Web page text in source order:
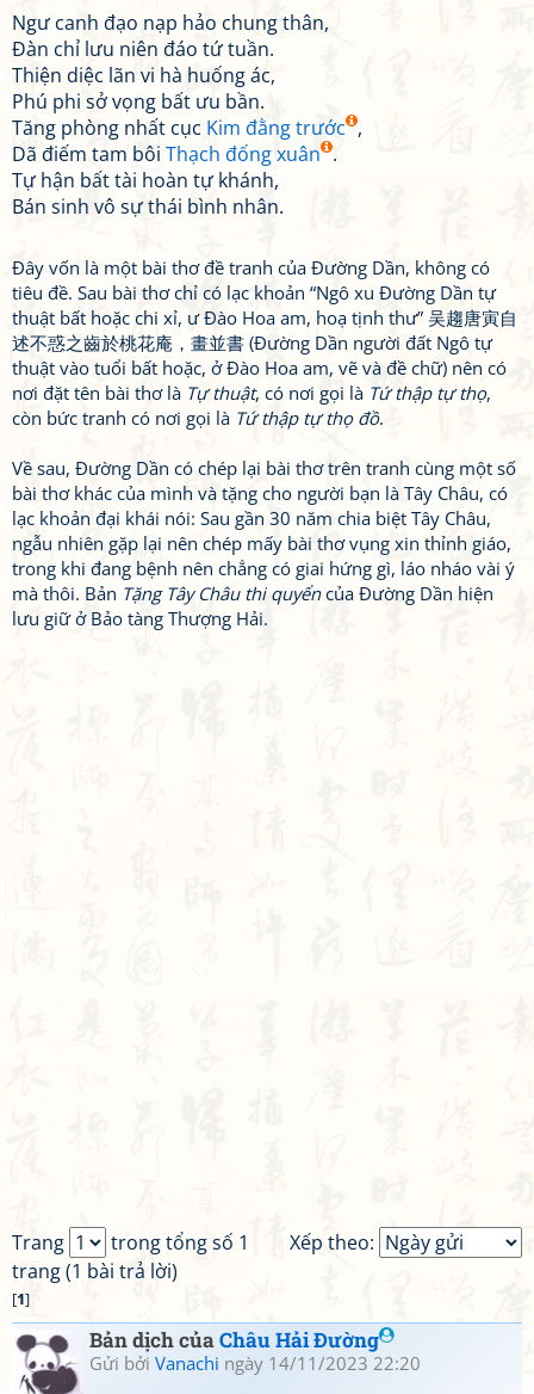
Ngư canh đạo nạp hảo chung thân,
Đàn chỉ lưu niên đáo tứ tuần.
Thiện diệc lãn vi hà huống ác,
Phú phi sở vọng bất ưu bần.
Tăng phòng nhất cục Kim đằng trước ,
Dã điếm tam bôi Thạch đống xuân .
Tự hận bất tài hoàn tự khánh,
Bán sinh vô sự thái bình nhân.
Đây vốn là một bài thơ đề tranh của Đường Dần, không có
tiêu đề. Sau bài thơ chỉ có lạc khoản “Ngô xu Đường Dần tự
thuật bất hoặc chi xỉ, ư Đào Hoa am, hoạ tịnh thư” 吴趨唐寅自
述不惑之齒於桃花庵，畫並書 (Đường Dần người đất Ngô tự
thuật vào tuổi bất hoặc, ở Đào Hoa am, vẽ và đề chữ) nên có
nơi đặt tên bài thơ là Tự thuật, có nơi gọi là Tứ thập tự thọ,
còn bức tranh có nơi gọi là Tứ thập tự thọ đồ.
Về sau, Đường Dần có chép lại bài thơ trên tranh cùng một số
bài thơ khác của mình và tặng cho người bạn là Tây Châu, có
lạc khoản đại khái nói: Sau gần 30 năm chia biệt Tây Châu,
ngẫu nhiên gặp lại nên chép mấy bài thơ vụng xin thỉnh giáo,
trong khi đang bệnh nên chẳng có giai hứng gì, láo nháo vài ý
mà thôi. Bản Tặng Tây Châu thi quyểncủa Đường Dần hiện
lưu giữ ở Bảo tàng Thượng Hải.
Xếp theo:
Trang
trong tổng số 1
trang (1 bài trả lời)
[1]
Bản dịch củaChâu Hải Đường
Gửi bởi Vanachi ngày 14/11/2023 22:20